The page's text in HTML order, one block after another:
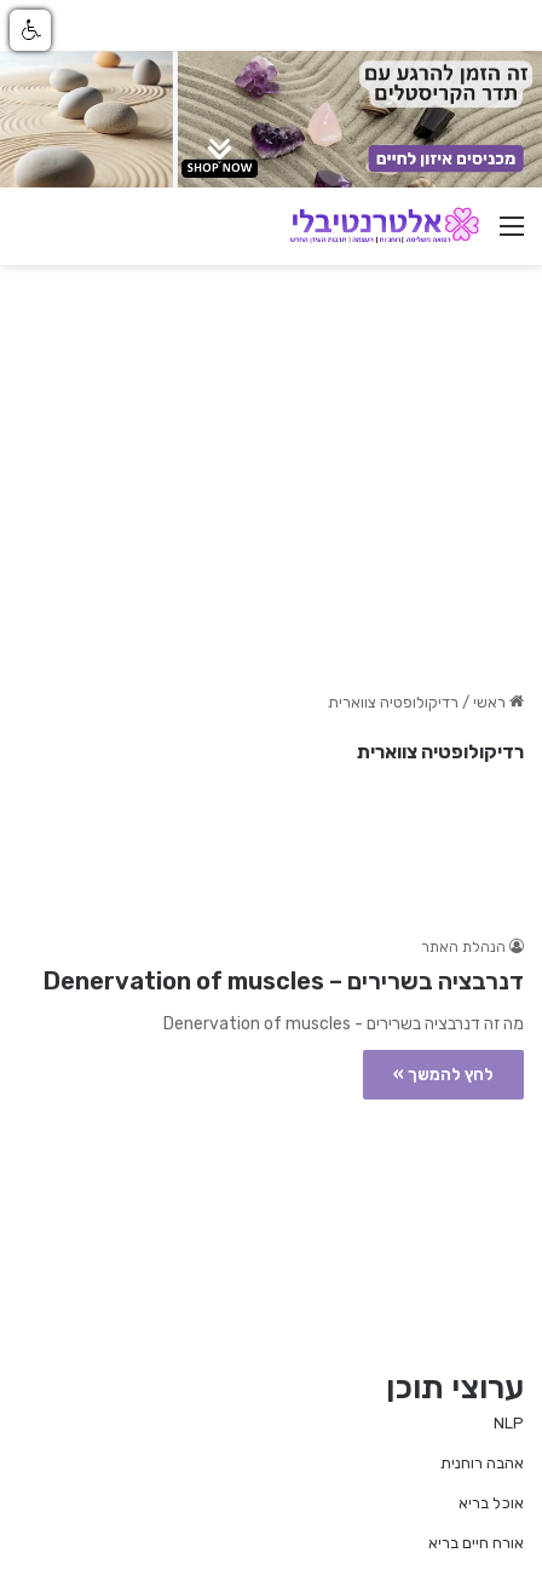
ניווט באתר
ראשי / רדיקולופטיה צווארית
רדיקולופטיה צווארית
הנהלת האתר
דנרבציה בשרירים – Denervation of muscles
מה זה דנרבציה בשרירים - Denervation of muscles
לחץ להמשך »
ערוצי תוכן
NLP
אהבה רוחנית
אוכל בריא
אורח חיים בריא